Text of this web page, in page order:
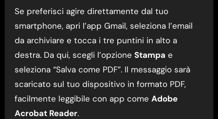
Se preferisci agire direttamente dal tuo
smartphone, apri l’app Gmail, seleziona l’email
da archiviare e tocca i tre puntini in alto a
destra. Da qui, scegli l’opzione Stampa e
seleziona “Salva come PDF”. Il messaggio sarà
scaricato sul tuo dispositivo in formato PDF,
facilmente leggibile con app come Adobe
Acrobat Reader.